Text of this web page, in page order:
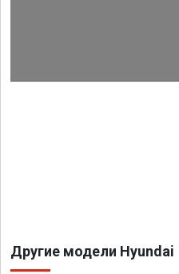
Другие модели Hyundai